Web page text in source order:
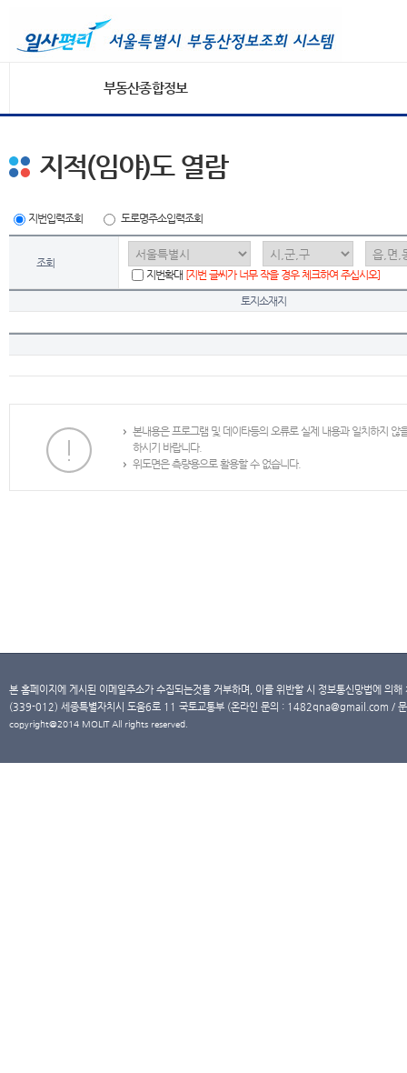
부동산종합정보
지적(임야)도 열람
지번입력조회 도로명주소입력조회
조회
지번확대 [지번 글씨가 너무 작을 경우 체크하여 주십시오]
토지소재지
본내용은 프로그램 및 데이타등의 오류로 실제 내용과 일치하지
하시기 바랍니다.
위도면은 측량용으로 활용할 수 없습니다.
본 홈페이지에 게시된 이메일주소가 수집되는것을 거부하며, 이를 위반할 시 정보통신망법에 의
(339-012) 세종특별자치시 도움6로 11 국토교통부 (온라인 문의 : 1482qna@gmail.com /
copyright@2014 MOLIT All rights reserved.